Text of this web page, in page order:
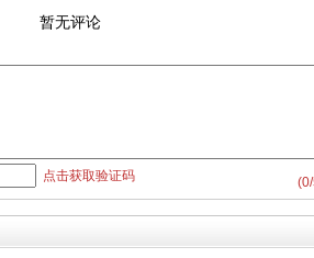
暂无评论
(0
点击获取验证码